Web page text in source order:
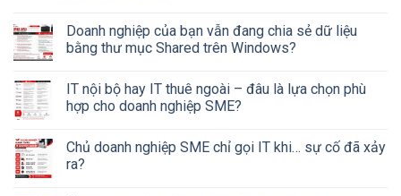
Doanh nghiệp của bạn vẫn đang chia sẻ dữ liệu
bằng thư mục Shared trên Windows?
IT nội bộ hay IT thuê ngoài – đâu là lựa chọn phù
hợp cho doanh nghiệp SME?
Chủ doanh nghiệp SME chỉ gọi IT khi… sự cố đã xảy
ra?